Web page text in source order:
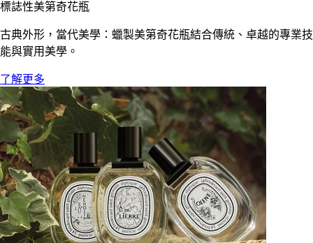
標誌性美第奇花瓶
古典外形，當代美學：蠟製美第奇花瓶結合傳統、卓越的專業技
能與實用美學。
了解更多